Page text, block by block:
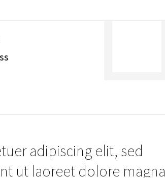
adipiscing elit, sed
ut laoreet dolore magna